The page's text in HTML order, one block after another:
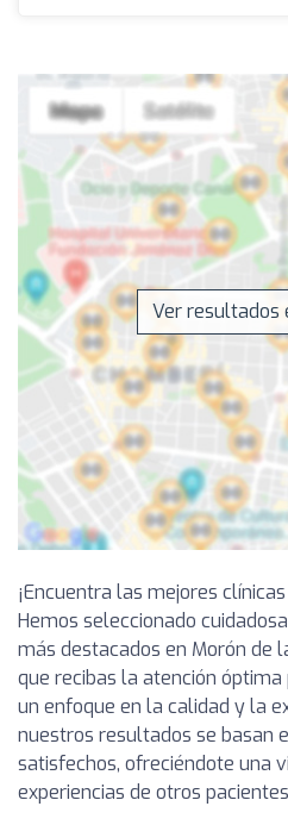
Ver resultados
¡Encuentra las mejores
Hemos seleccionado
más destacados en Morón de
que recibas la atención óptima
un enfoque en la calidad y la
nuestros resultados se basan
satisfechos, ofreciéndote una
experiencias de otros